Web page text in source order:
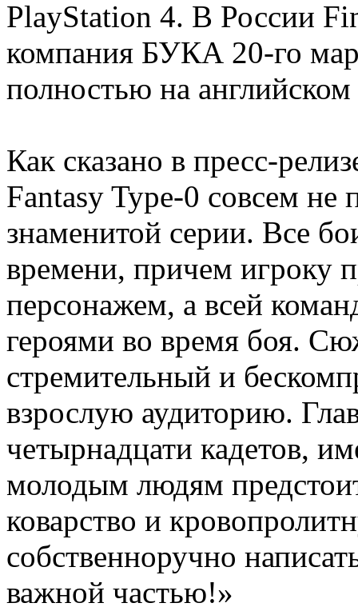
PlayStation 4. В России
компания БУКА 20-го
полностью на английском
Как сказано в пресс-
Fantasy Type-0 совсем не
знаменитой серии. Все
времени, причем игроку
персонажем, а всей
героями во время боя.
стремительный и
взрослую аудиторию.
четырнадцати кадетов,
молодым людям
коварство и
собственноручно
важной частью!»